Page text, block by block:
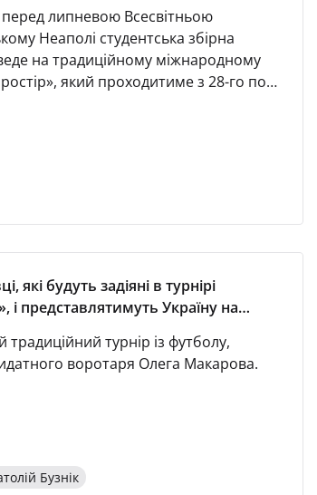
липневою Всесвітньою
Неаполі студентська збірна
на традиційному міжнародному
який проходитиме з 28-го по
«Камелот», що неподалік від
у коментарі офіційному сайту УАФ. —
які будуть задіяні в турнірі
і представлятимуть Україну на
турнір із футболу,
воротаря Олега Макарова.
Бузнік